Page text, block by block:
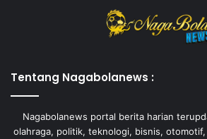
Tentang Nagabolanews :
Nagabolanews portal berita harian
olahraga, politik, teknologi, bisnis,